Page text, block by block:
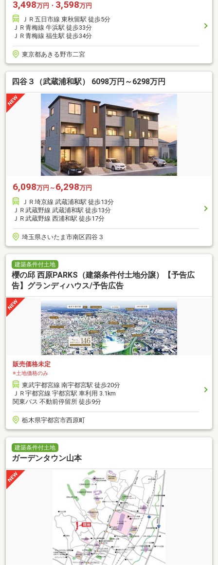
3,498万円・ 3,598万円
ＪＲ五日市線 東秋留駅 徒歩5分
ＪＲ青梅線 牛浜駅 徒歩33分
ＪＲ青梅線 福生駅 徒歩34分
東京都あきる野市二宮
四谷３（武蔵浦和駅） 6098万円～6298万円
6,098万円～ 6,298万円
ＪＲ埼京線 武蔵浦和駅 徒歩13分
ＪＲ武蔵野線 武蔵浦和駅 徒歩13分
ＪＲ武蔵野線 西浦和駅 徒歩17分
埼玉県さいたま市南区四谷３
建築条件付土地
櫻の邱 西原PARKS（建築条件付土地分譲）【予告広
告】グランディハウス/予告広告
販売価格未定
※土地価格のみ
東武宇都宮線 南宇都宮駅 徒歩20分
ＪＲ宇都宮線 宇都宮駅 車利用 3.1km
関東バス 不動前停留所 徒歩9分
栃木県宇都宮市西原町
建築条件付土地
ガーデンタウン山本